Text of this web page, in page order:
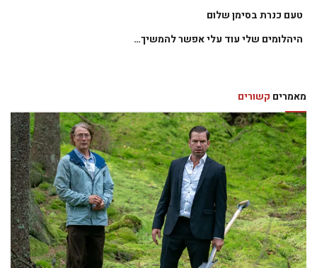
טעם כנרת בסימן שלום
היהלומים שלי עוד עלי אפשר להמשיך…
מאמרים קשורים